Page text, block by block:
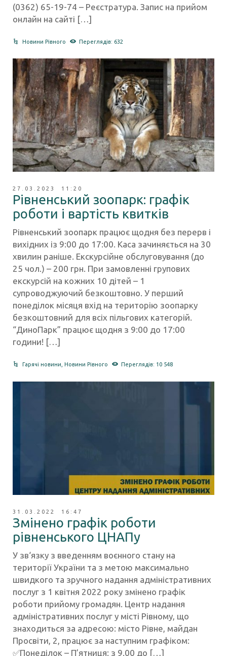
(0362) 65-19-74 – Реєстратура. Запис на прийом
онлайн на сайті […]
Новини Рівного Переглядів: 632
27.03.2023 11:20
Рівненський зоопарк: графік
роботи і вартість квитків
Рівненський зоопарк працює щодня без перерв і
вихідних із 9:00 до 17:00. Каса зачиняється на 30
хвилин раніше. Екскурсійне обслуговування (до
25 чол.) – 200 грн. При замовленні групових
екскурсій на кожних 10 дітей – 1
супроводжуючий безкоштовно. У перший
понеділок місяця вхід на територію зоопарку
безкоштовний для всіх пільгових категорій.
“ДиноПарк” працює щодня з 9:00 до 17:00
години! […]
Гарячі новини ,Новини Рівного Переглядів: 10 548
31.03.2022 16:47
Змінено графік роботи
рівненського ЦНАПу
У зв‘язку з введенням воєнного стану на
території України та з метою максимально
швидкого та зручного надання адміністративних
послуг з 1 квітня 2022 року змінено графік
роботи прийому громадян. Центр надання
адміністративних послуг у місті Рівному, що
знаходиться за адресою: місто Рівне, майдан
Просвіти, 2, працює за наступним графіком:
✅Понеділок – П’ятниця: з 9.00 до […]